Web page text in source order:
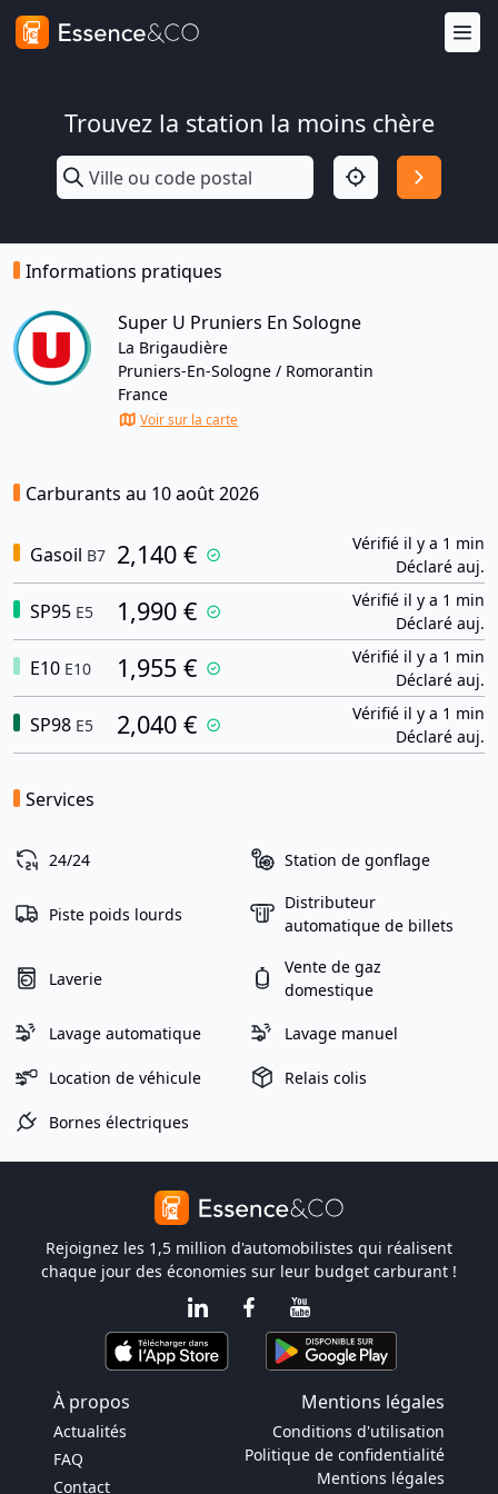
Trouvez la station la moins chère
Informations pratiques
Super U Pruniers En Sologne
La Brigaudière
Pruniers-En-Sologne / Romorantin
France
Voir sur la carte
Carburants au 10 août 2026
Gasoil B7 2,140 €
Vérifié il y a 1 min
Déclaré auj.
SP95 E5 1,990 €
Vérifié il y a 1 min
Déclaré auj.
E10 E10 1,955 €
Vérifié il y a 1 min
Déclaré auj.
SP98 E5 2,040 €
Vérifié il y a 1 min
Déclaré auj.
Services
24/24 Station de gonflage
Piste poids lourds
Distributeur
automatique de billets
Laverie
Vente de gaz
domestique
Lavage automatique Lavage manuel
Location de véhicule Relais colis
Bornes électriques
Rejoignez les 1,5 million d'automobilistes qui réalisent
chaque jour des économies sur leur budget carburant !
À propos Mentions légales
Actualités
FAQ
Contact
Conditions d'utilisation
Politique de confidentialité
Mentions légales